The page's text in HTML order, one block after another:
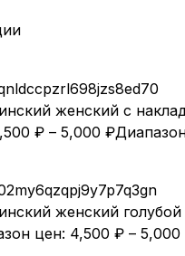
женский с
₽ – 5,000 ₽
женский голубой
цен: 4,500 ₽ – 5,000